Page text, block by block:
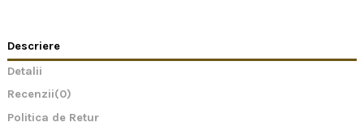
Descriere
Detalii
Recenzii(0)
Politica de Retur